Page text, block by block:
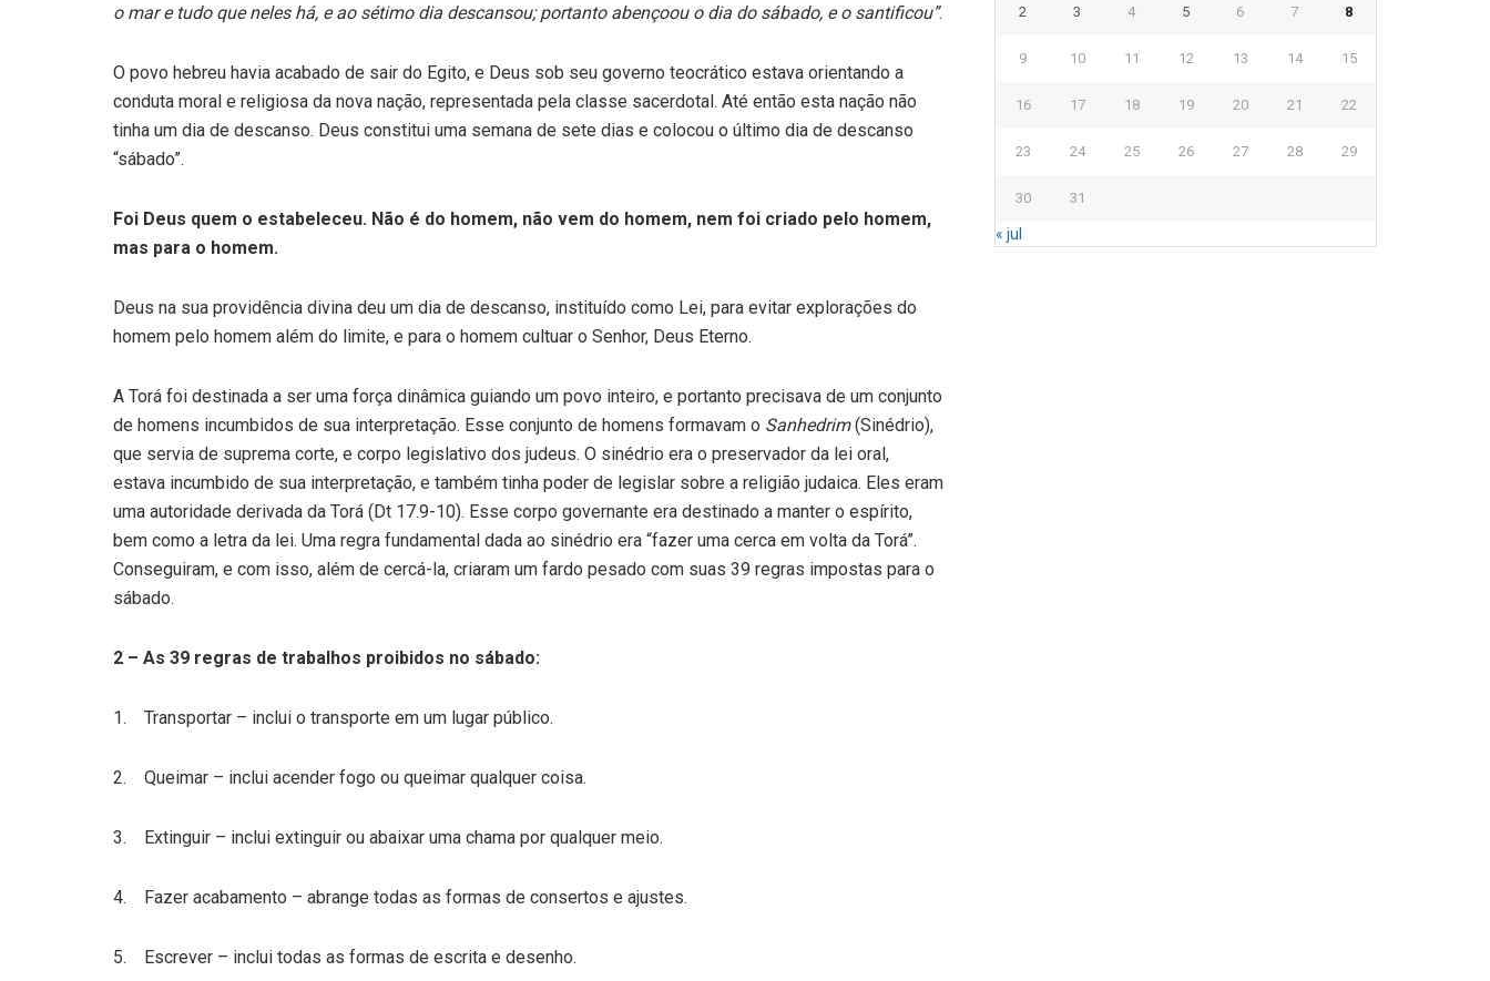
o mar e tudo que neles há, e ao sétimo dia descansou; portanto abençoou o dia do sábado, e o santificou”.
O povo hebreu havia acabado de sair do Egito, e Deus sob seu governo teocrático estava orientando a
conduta moral e religiosa da nova nação, representada pela classe sacerdotal. Até então esta nação não
tinha um dia de descanso. Deus constitui uma semana de sete dias e colocou o último dia de descanso
“sábado”.
Foi Deus quem o estabeleceu. Não é do homem, não vem do homem, nem foi criado pelo homem,
mas para o homem.
Deus na sua providência divina deu um dia de descanso, instituído como Lei, para evitar explorações do
homem pelo homem além do limite, e para o homem cultuar o Senhor, Deus Eterno.
A Torá foi destinada a ser uma força dinâmica guiando um povo inteiro, e portanto precisava de um conjunto
de homens incumbidos de sua interpretação. Esse conjunto de homens formavam o Sanhedrim(Sinédrio),
que servia de suprema corte, e corpo legislativo dos judeus. O sinédrio era o preservador da lei oral,
estava incumbido de sua interpretação, e também tinha poder de legislar sobre a religião judaica. Eles eram
uma autoridade derivada da Torá (Dt 17.9-10). Esse corpo governante era destinado a manter o espírito,
bem como a letra da lei. Uma regra fundamental dada ao sinédrio era “fazer uma cerca em volta da Torá”.
Conseguiram, e com isso, além de cercá-la, criaram um fardo pesado com suas 39 regras impostas para o
sábado.
2 – As 39 regras de trabalhos proibidos no sábado:
1. Transportar – inclui o transporte em um lugar público.
2. Queimar – inclui acender fogo ou queimar qualquer coisa.
3. Extinguir – inclui extinguir ou abaixar uma chama por qualquer meio.
4. Fazer acabamento – abrange todas as formas de consertos e ajustes.
5. Escrever – inclui todas as formas de escrita e desenho.
2 3 4 5 6 7 8
9 10 11 12 13 14 15
16 17 18 19 20 21 22
23 24 25 26 27 28 29
30 31
« jul